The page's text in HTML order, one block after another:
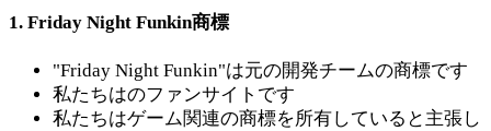
1. Friday Night Funkin商標
"Friday Night Funkin"は元の開発チームの商標です
私たちはのファンサイトです
私たちはゲーム関連の商標を所有していると主張し